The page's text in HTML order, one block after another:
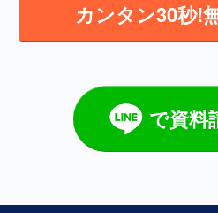
カンタン30秒!
で資料